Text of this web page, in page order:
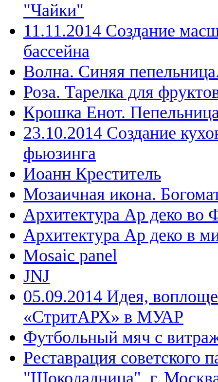
"Чайки"
11.11.2014 Создание
бассейна
Волна. Синяя
Роза. Тарелка для
Крошка Енот.
23.10.2014 Создание
фьюзинга
Иоанн Креститель
Мозаичная икона.
Архитектура Ар деко во
Архитектура Ар деко в
Mosaic panel
JNJ
05.09.2014 Идея,
«СтритАРХ» в МУАР
Футбольный мяч с
Реставрация советского
"Шоколадница", г.